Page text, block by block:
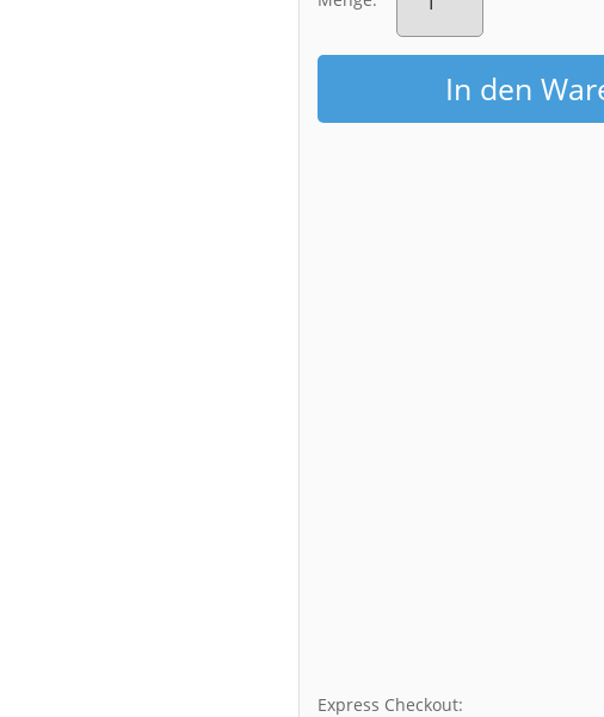
mit
Zitronenpresse
MengeIn den
Express Checkout: